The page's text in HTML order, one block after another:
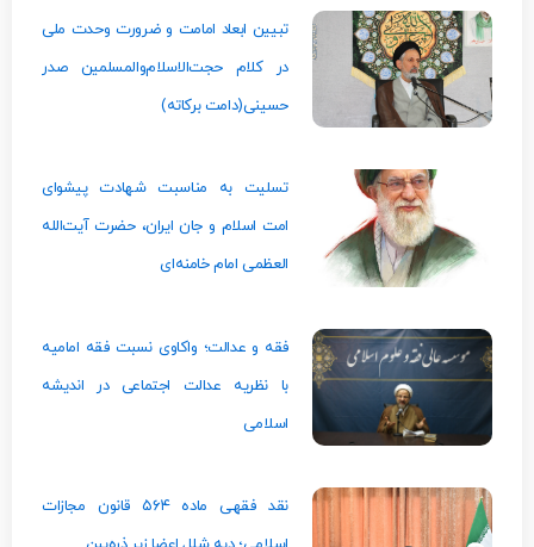
تبیین ابعاد امامت و ضرورت وحدت ملی
در کلام حجت‌الاسلام‌والمسلمین صدر
حسینی(دامت‌ برکاته)
تسلیت به مناسبت شهادت پیشوای
امت اسلام و جان ایران، حضرت آیت‌الله
العظمی امام خامنه‌ای
فقه و عدالت؛ واکاوی نسبت فقه امامیه
با نظریه عدالت اجتماعی در اندیشه
اسلامی
نقد فقهی ماده ۵۶۴ قانون مجازات